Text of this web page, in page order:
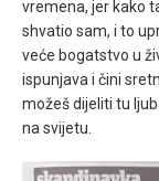
vremena, jer kako
shvatio sam, i to
veće bogatstvo u
ispunjava i čini
možeš dijeliti tu
na svijetu.